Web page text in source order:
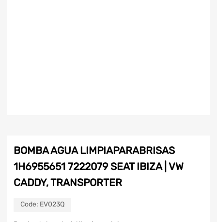
BOMBA AGUA LIMPIAPARABRISAS
1H6955651 7222079 SEAT IBIZA | VW
CADDY, TRANSPORTER
Code: EV023Q